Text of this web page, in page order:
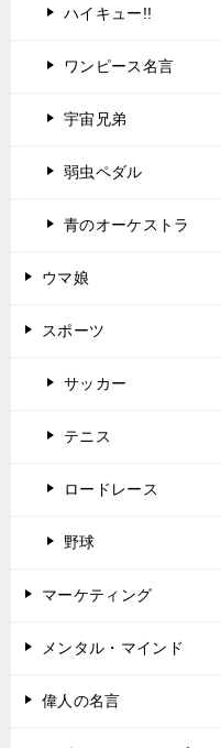
ハイキュー!!
ワンピース名言
宇宙兄弟
弱虫ペダル
青のオーケストラ
ウマ娘
スポーツ
サッカー
テニス
ロードレース
野球
マーケティング
メンタル・マインド
偉人の名言